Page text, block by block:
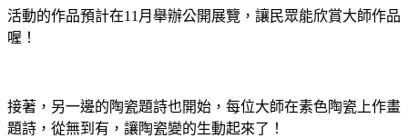
活動的作品預計在11月舉辦公開展覽，讓民眾能欣賞大師作品
喔！
接著，另一邊的陶瓷題詩也開始，每位大師在素色陶瓷上作畫
題詩，從無到有，讓陶瓷變的生動起來了！